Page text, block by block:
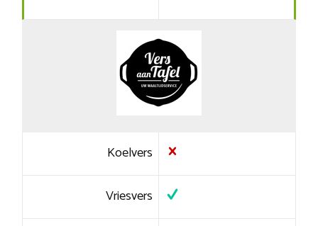
Koelvers
Vriesvers